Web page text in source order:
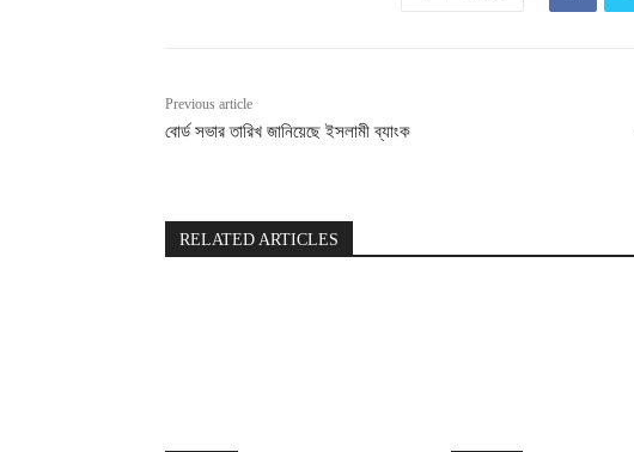
Previous article
বোর্ড সভার তারিখ জানিয়েছে ইসলামী ব্যাংক
RELATED ARTICLES